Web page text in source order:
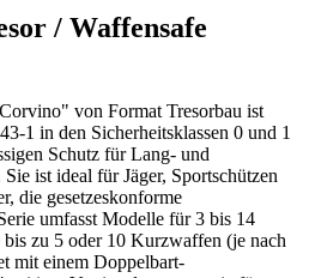
/ Waffensafe
von Format Tresorbau ist
1 in den Sicherheitsklassen 0 und 1
Schutz für Lang- und
ist ideal für Jäger, Sportschützen
die gesetzeskonforme
umfasst Modelle für 3 bis 14
zu 5 oder 10 Kurzwaffen (je nach
mit einem Doppelbart-